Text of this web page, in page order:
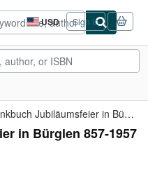
USD
Site
shopping
preferences
Sign in
Gedenkbuch Jubiläumsfeier in Bürglen 857-1957
in Bürglen 857-1957